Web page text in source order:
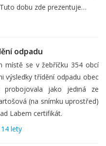
dobu zde prezentuje…
odpadu
místě se v žebříčku 354 obcí
výsledky třídění odpadu obec
jako jediná ze
(na snímku uprostřed)
Labem certifikát.
lety